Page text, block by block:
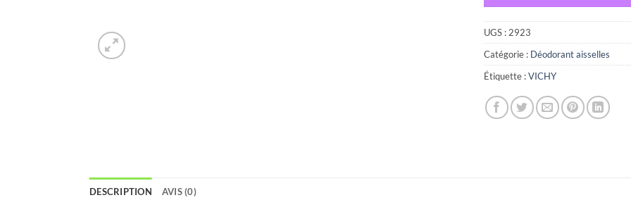
UGS :2923
Catégorie : Déodorant aisselles
Étiquette :VICHY
DESCRIPTION AVIS (0)